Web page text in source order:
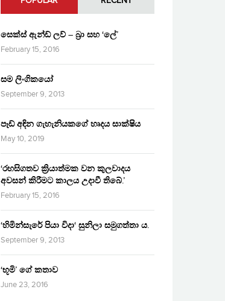
සෙක්ස් ඇන්ඩ් ලව් – බ්‍රා සහ ‘ලේ’
February 15, 2016
සම ලිංගිකයෝ
September 9, 2013
පෑඩ් අඳින ගැහැනියකගේ හෘදය සාක්ෂිය
May 10, 2019
‘රහසිගතව ක්‍රියාත්මක වන කුලවාදය
අවසන් කිරීමට කාලය උදාවී තිබේ.’
February 15, 2016
‘හිමින්සැරේ පියා විදා‘ සුනිලා සමුගත්තා ය.
September 9, 2013
‘භූමි’ ගේ කතාව
June 23, 2016